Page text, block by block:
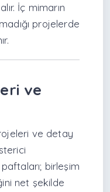
İç mimarın
projelerde
ve
ve detay
birleşim
net şekilde